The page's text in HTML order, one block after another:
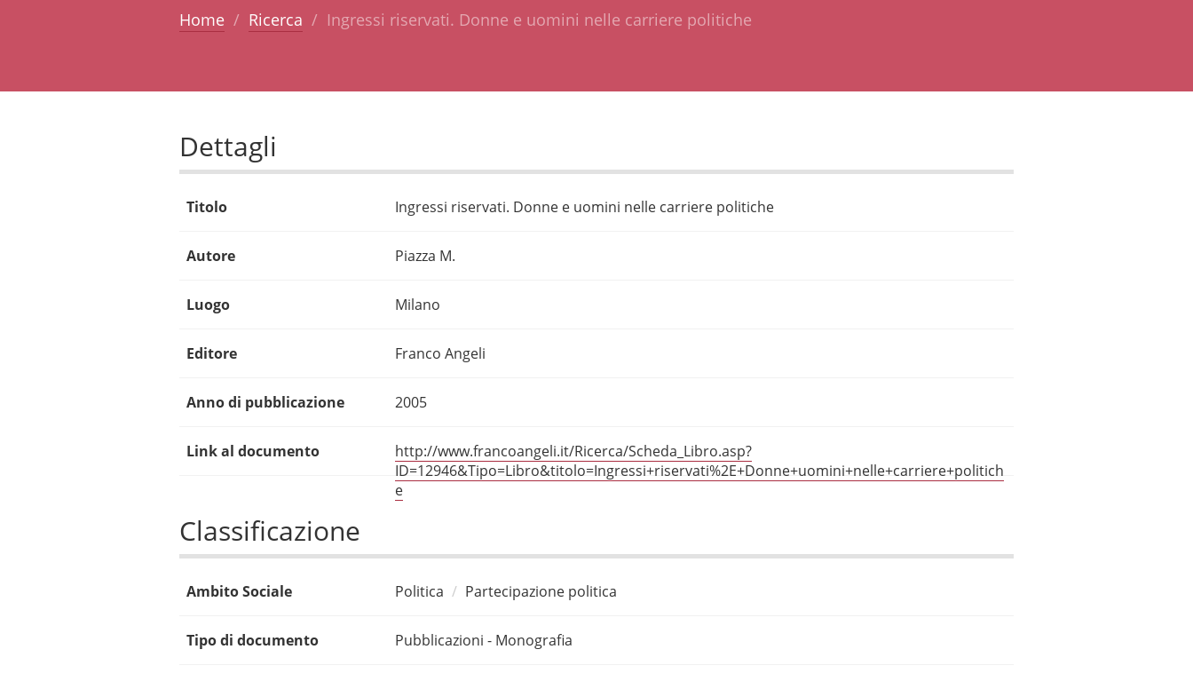
Home Ricerca Ingressi riservati. Donne e uomini nelle carriere politiche
Dettagli
Titolo Ingressi riservati. Donne e uomini nelle carriere politiche
Autore Piazza M.
Luogo Milano
Editore Franco Angeli
Anno di pubblicazione 2005
Link al documento
http://www.francoangeli.it/Ricerca/Scheda_Libro.asp?
ID=12946&Tipo=Libro&titolo=Ingressi+riservati%2E+Donne+uomini+nelle+carriere+politich
e
Classificazione
Ambito Sociale Politica Partecipazione politica
Tipo di documento Pubblicazioni - Monografia